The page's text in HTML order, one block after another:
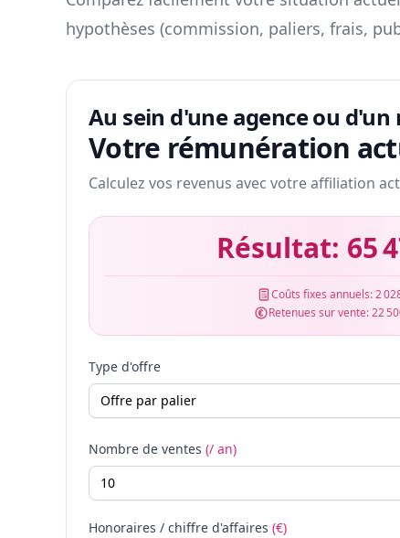
hypothèses (commission, paliers, frais,
Au sein d'une agence ou d'un
Votre rémunération
Calculez vos revenus avec votre affiliation
Résultat: 65
Coûts fixes annuels:2
Retenues sur vente:22
Type d'offre
Nombre de ventes (/ an)
Honoraires / chiffre d'affaires (€)